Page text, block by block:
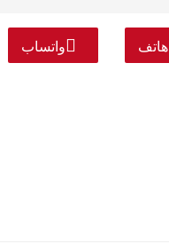
هاتف واتساب